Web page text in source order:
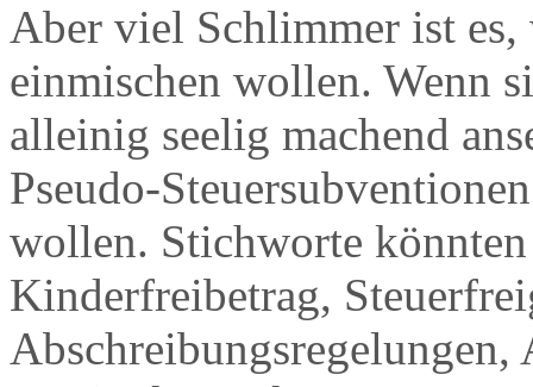
Aber viel Schlimmer ist es,
einmischen wollen. Wenn
alleinig seelig machend
Pseudo-
wollen. Stichworte
Kinderfreibetrag,
Abschreibungsregelungen,